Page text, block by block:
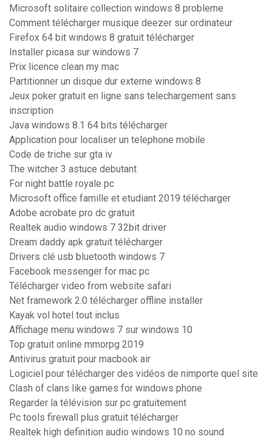
Microsoft solitaire collection windows 8 probleme
Comment télécharger musique deezer sur ordinateur
Firefox 64 bit windows 8 gratuit télécharger
Installer picasa sur windows 7
Prix licence clean my mac
Partitionner un disque dur externe windows 8
Jeux poker gratuit en ligne sans telechargement sans
inscription
Java windows 8.1 64 bits télécharger
Application pour localiser un telephone mobile
Code de triche sur gta iv
The witcher 3 astuce debutant
For night battle royale pc
Microsoft office famille et etudiant 2019 télécharger
Adobe acrobate pro dc gratuit
Realtek audio windows 7 32bit driver
Dream daddy apk gratuit télécharger
Drivers clé usb bluetooth windows 7
Facebook messenger for mac pc
Télécharger video from website safari
Net framework 2.0 télécharger offline installer
Kayak vol hotel tout inclus
Affichage menu windows 7 sur windows 10
Top gratuit online mmorpg 2019
Antivirus gratuit pour macbook air
Logiciel pour télécharger des vidéos de nimporte quel site
Clash of clans like games for windows phone
Regarder la télévision sur pc gratuitement
Pc tools firewall plus gratuit télécharger
Realtek high definition audio windows 10 no sound